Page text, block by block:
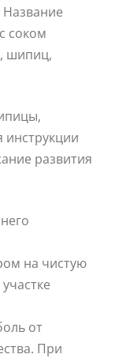
соком
шипиц,
инструкции
развития
на чистую
от
При